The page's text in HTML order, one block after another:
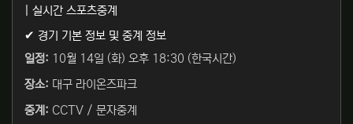
| 실시간 스포츠중계
✔ 경기 기본 정보 및 중계 정보
일정: 10월 14일 (화) 오후 18:30 (한국시간)
장소: 대구 라이온즈파크
중계: CCTV / 문자중계